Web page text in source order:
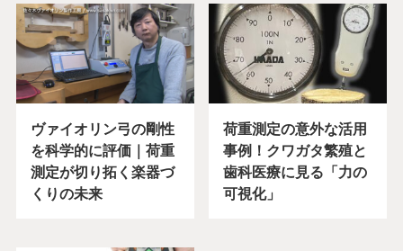
ヴァイオリン弓の剛性
を科学的に評価｜荷重
測定が切り拓く楽器づ
くりの未来
荷重測定の意外な活用
事例！クワガタ繁殖と
歯科医療に見る「力の
可視化」